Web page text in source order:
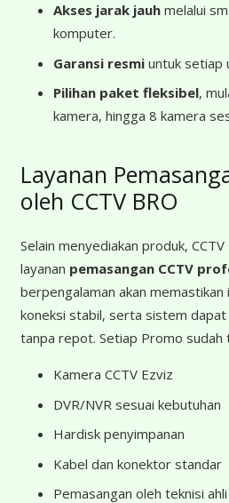
Akses jarak jauh melalui
komputer.
Garansi resmi untuk setiap
Pilihan paket fleksibel,
kamera, hingga 8 kamera
Layanan
oleh CCTV BRO
Selain menyediakan produk,
layanan pemasangan CCTV
berpengalaman akan
koneksi stabil, serta sistem dapat
tanpa repot. Setiap Promo sudah
Kamera CCTV Ezviz
DVR/NVR sesuai kebutuhan
Hardisk penyimpanan
Kabel dan konektor standar
Pemasangan oleh teknisi ahli